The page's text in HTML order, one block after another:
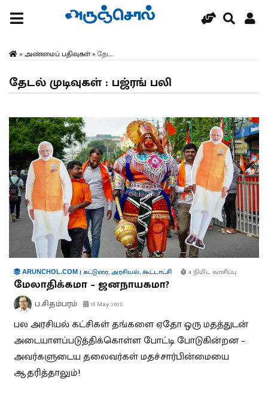
» அண்மைப் பதிவுகள்» தேட...
தேடல் முடிவுகள் : பஜ்ரங் பலி
ARUNCHOL.COM | கட்டுரை,அரசியல்,கூட்டாட்சி 4 நிமிட வாசிப்பு
மேலாதிக்கமா – ஜனநாயகமா?
ப.சிதம்பரம் 15 May 2023
பல அரசியல் கட்சிகள் தங்களை ஏதோ ஒரு மதத்துடன்
அடையாளப்படுத்திக்கொள்ள போட்டி போடுகின்றன –
அவர்களுடைய தலைவர்கள் மதச்சார்பின்மையை
ஆதரித்தாலும்!